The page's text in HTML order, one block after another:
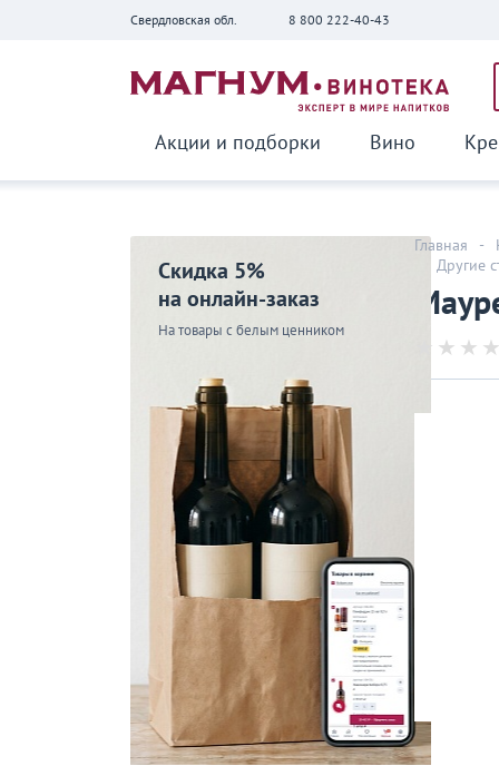
Свердловская обл. 8 800 222-40-43
Акции и подборки Вино
Скидка 5%
на онлайн-заказ
На товары с белым ценником
Главная -
Другие